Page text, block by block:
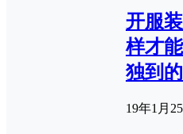
开服
样才
独到
19年1月